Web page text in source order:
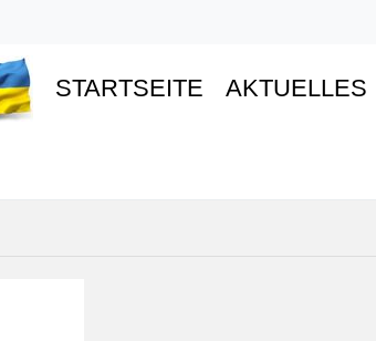
STARTSEITE AKTUELLES